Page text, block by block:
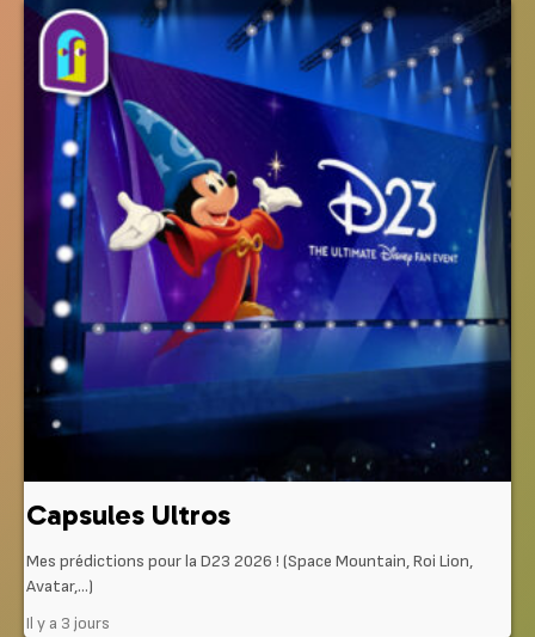
Capsules Ultros
Mes prédictions pour la D23 2026 ! (Space Mountain, Roi Lion,
Avatar,…)
Il y a 3 jours